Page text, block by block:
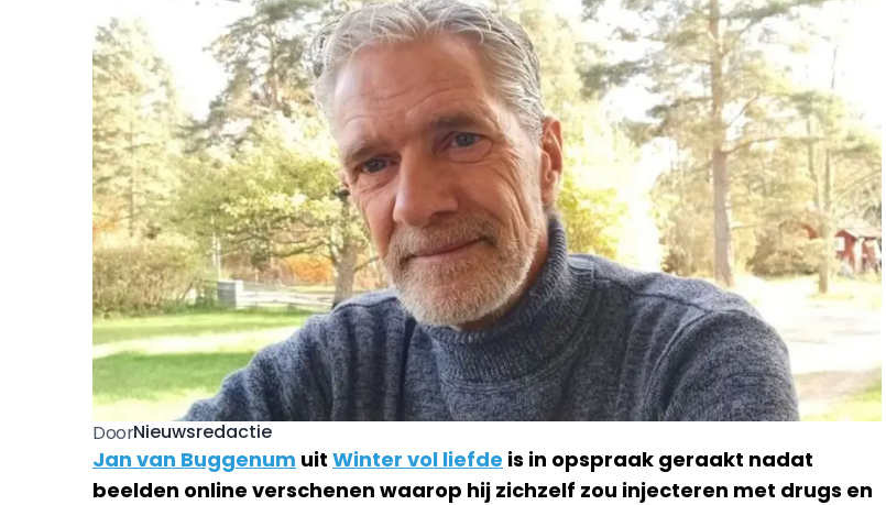
DoorNieuwsredactie
Jan van Buggenum uit Winter vol liefde is in opspraak geraakt nadat
beelden online verschenen waarop hij zichzelf zou injecteren met drugs en